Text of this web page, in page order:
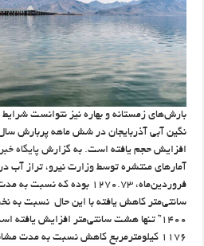
بارش‌های زمستانه و بهاره نیز نتوانست
افزایش حجم یافته است. به گزارشپایگاه
سانتی‌متر کاهش یافته با این حال نسبت به
۱۴۰۰” تنها هشت سانتی‌متر افزایش